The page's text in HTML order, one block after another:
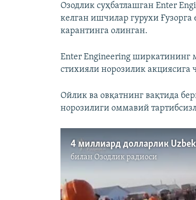
Озодлик суҳбатлашган Enter
келган ишчилар гурухи Ғузорга
карантинга олинган.
Enter Engineering ширкатининг
стихияли норозилик акциясига
Ойлик ва овқатнинг вақтида
норозилиги оммавий
билан Озодлик радиоси